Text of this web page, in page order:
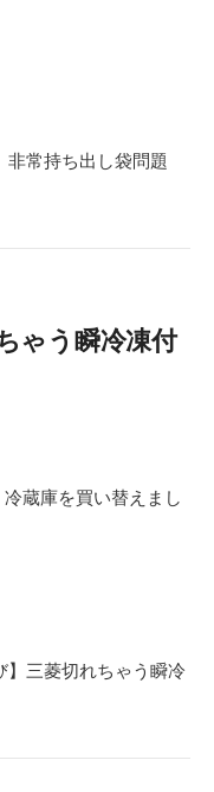
ゃう瞬冷凍付
蔵庫を買い替えまし